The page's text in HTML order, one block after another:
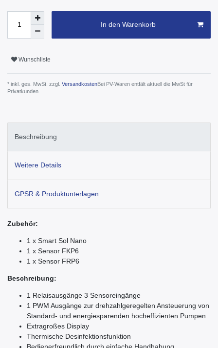
In den Warenkorb
Wunschliste
* inkl. ges. MwSt. zzgl. VersandkostenBei PV-Waren entfält aktuell die MwSt für
Privatkunden.
Beschreibung
Weitere Details
GPSR & Produktunterlagen
Zubehör:
1 x Smart Sol Nano
1 x Sensor FKP6
1 x Sensor FRP6
Beschreibung:
1 Relaisausgänge 3 Sensoreingänge
1 PWM Ausgänge zur drehzahlgeregelten Ansteuerung von
Standard- und energiesparenden hocheffizienten Pumpen
Extragroßes Display
Thermische Desinfektionsfunktion